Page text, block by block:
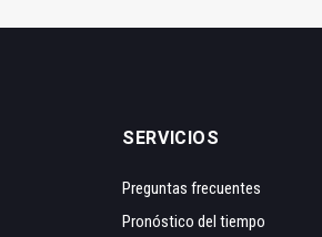
SERVICIOS
Preguntas frecuentes
Pronóstico del tiempo